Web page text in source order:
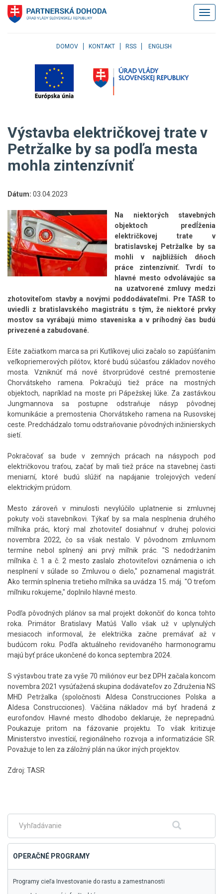
Klávesové
skratky
Skočiť
menu
Skočiť
na
užívateľské
menu
na
stránky
DOMOV KONTAKT RSS ENGLISH
Výstavba električkovej trate v
Petržalke by sa podľa mesta
mohla zintenzívniť
Dátum: 03.04.2023
Na niektorých stavebných
objektoch predĺženia
električkovej trate v
bratislavskej Petržalke by sa
mohli v najbližších dňoch
práce zintenzívniť. Tvrdí to
hlavné mesto odvolávajúc sa
na uzatvorené zmluvy medzi
zhotoviteľom stavby a novými poddodávateľmi. Pre TASR to
uviedli z bratislavského magistrátu s tým, že niektoré prvky
mostov sa vyrábajú mimo staveniska a v príhodný čas budú
privezené a zabudované.
Ešte začiatkom marca sa pri Kutlíkovej ulici začalo so zapúšťaním
veľkopriemerových pilótov, ktoré budú súčasťou základov nového
mosta. Vzniknúť má nové štvorprúdové cestné premostenie
Chorvátskeho ramena. Pokračujú tiež práce na mostných
objektoch, napríklad na moste pri Pápežskej lúke. Za zastávkou
Jungmannova sa postupne odstraňuje násyp pôvodnej
komunikácie a premostenia Chorvátskeho ramena na Rusovskej
ceste. Predchádzalo tomu odstraňovanie pôvodných inžinierskych
sietí.
Pokračovať sa bude v zemných prácach na násypoch pod
električkovou traťou, začať by mali tiež práce na stavebnej časti
meniarní, ktoré budú slúžiť na napájanie trolejových vedení
elektrickým prúdom.
Mesto zároveň v minulosti nevylúčilo uplatnenie si zmluvnej
pokuty voči stavebníkovi. Týkať by sa mala nesplnenia druhého
míľnika prác, ktorý mal zhotoviteľ dosiahnuť v druhej polovici
novembra 2022, čo sa však nestalo. V pôvodnom zmluvnom
termíne nebol splnený ani prvý míľnik prác. "S nedodržaním
míľnika č. 1 a č. 2 mesto zaslalo zhotoviteľovi oznámenia o ich
nesplnení v súlade so Zmluvou o dielo," poznamenal magistrát.
Ako termín splnenia tretieho míľnika sa uvádza 15. máj. "O treťom
míľniku rokujeme," doplnilo hlavné mesto.
Podľa pôvodných plánov sa mal projekt dokončiť do konca tohto
roka. Primátor Bratislavy Matúš Vallo však už v uplynulých
mesiacoch informoval, že električka začne premávať až v
budúcom roku. Podľa aktuálneho revidovaného harmonogramu
majú byť práce ukončené do konca septembra 2024.
S výstavbou trate za vyše 70 miliónov eur bez DPH začala koncom
novembra 2021 vysúťažená skupina dodávateľov zo Združenia NS
MHD Petržalka (spoločnosti Aldesa Construcciones Polska a
Aldesa Construcciones). Väčšina nákladov má byť hradená z
eurofondov. Hlavné mesto dlhodobo deklaruje, že neprepadnú.
Poukazuje pritom na fázovanie projektu. To však kritizuje
Ministerstvo investícií, regionálneho rozvoja a informatizácie SR.
Považuje to len za záložný plán na úkor iných projektov.
Zdroj: TASR
hlavné
menu
Fulltextové
Hľadať
OPERAČNÉ PROGRAMY
Programy cieľa Investovanie do rastu a zamestnanosti